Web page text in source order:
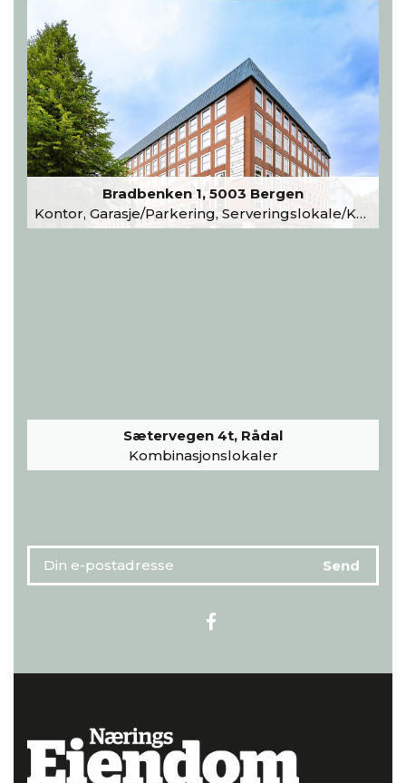
Bradbenken 1, 5003 Bergen
Kontor, Garasje/Parkering, Serveringslokale/Kantine, Undervisning/Arrangement
Sætervegen 4t, Rådal
Kombinasjonslokaler